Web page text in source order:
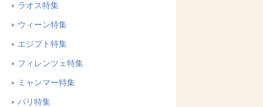
ラオス特集
ウィーン特集
エジプト特集
フィレンツェ特集
ミャンマー特集
パリ特集